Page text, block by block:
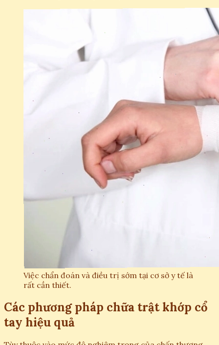
Việc chẩn đoán và điều trị sớm tại cơ sở y tế là
rất cần thiết.
Các phương pháp chữa trật khớp cổ
tay hiệu quả